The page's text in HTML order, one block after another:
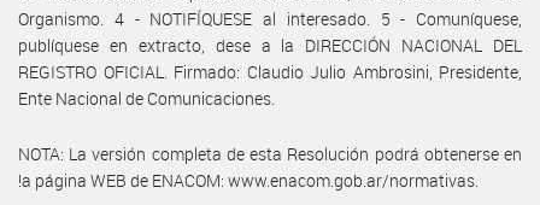
Organismo. 4 - NOTIFÍQUESE al interesado. 5 - Comuníquese,
publíquese en extracto, dese a la DIRECCIÓN NACIONAL DEL
REGISTRO OFICIAL. Firmado: Claudio Julio Ambrosini, Presidente,
Ente Nacional de Comunicaciones.
NOTA: La versión completa de esta Resolución podrá obtenerse en
!a página WEB de ENACOM: www.enacom.gob.ar/normativas.